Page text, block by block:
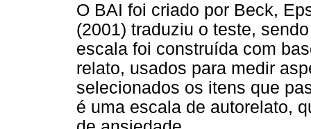
O BAI foi criado por Beck,
(2001) traduziu o teste,
escala foi construída com
relato, usados para medir
selecionados os itens que
é uma escala de autorelato,